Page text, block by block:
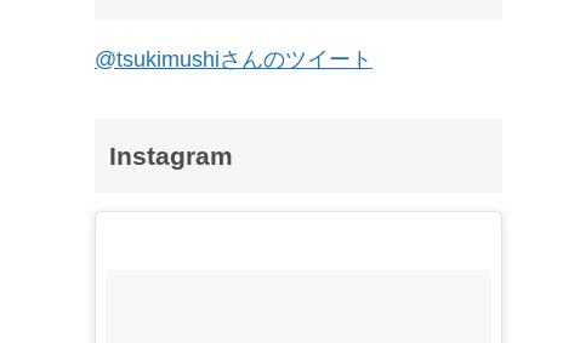
@tsukimushiさんのツイート
Instagram